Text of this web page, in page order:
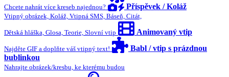
Chcete nahrát více kreseb najednou? Příspěvek / Koláž
Vtipný obrázek, Koláž, Vtipná SMS, Báseň, Citát,
Dětská hláška, Glosa, Teorie, Slovní vtip Animovaný vtip
Najděte GIF a doplňte váš vtipný text!
Babl / vtip s prázdnou
bublinkou
Nahrajte obrázek/kresbu, ke kterému budou